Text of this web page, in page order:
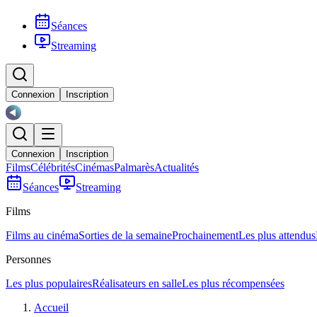
Séances
Streaming
Connexion Inscription
Connexion Inscription
FilmsCélébritésCinémasPalmarèsActualités
Séances
Streaming
Films
Films au cinémaSorties de la semaineProchainementLes plus attendus
Personnes
Les plus populairesRéalisateurs en salleLes plus récompensées
Accueil